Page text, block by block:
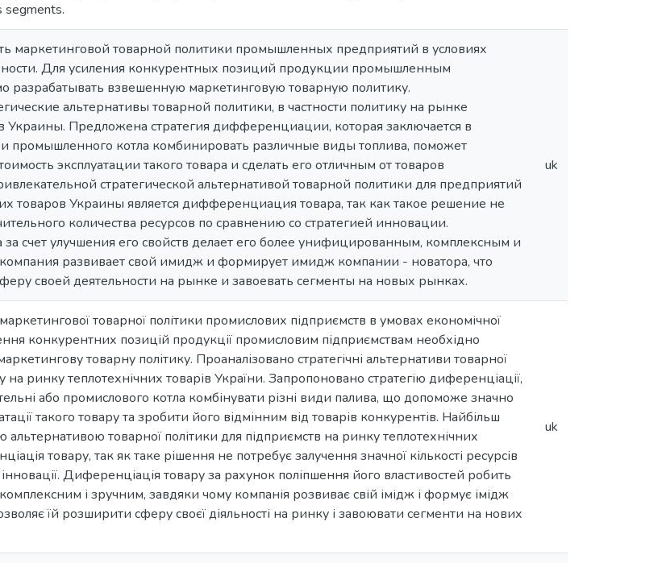
segments.
маркетинговой товарной политики промышленных предприятий в условиях
Для усиления конкурентных позиций продукции промышленным
разрабатывать взвешенную маркетинговую товарную политику.
альтернативы товарной политики, в частности политику на рынке
Украины. Предложена стратегия дифференциации, которая заключается в
промышленного котла комбинировать различные виды топлива, поможет
эксплуатации такого товара и сделать его отличным от товаров
стратегической альтернативой товарной политики для предприятий
товаров Украины является дифференциация товара, так как такое решение не
количества ресурсов по сравнению со стратегией инновации.
счет улучшения его свойств делает его более унифицированным, комплексным и
развивает свой имидж и формирует имидж компании - новатора, что
своей деятельности на рынке и завоевать сегменты на новых рынках.
uk
маркетингової товарної політики промислових підприємств в умовах економічної
конкурентних позицій продукції промисловим підприємствам необхідно
товарну політику. Проаналізовано стратегічні альтернативи товарної
на ринку теплотехнічних товарів України. Запропоновано стратегію диференціації,
або промислового котла комбінувати різні види палива, що допоможе значно
такого товару та зробити його відмінним від товарів конкурентів. Найбільш
альтернативою товарної політики для підприємств на ринку теплотехнічних
товару, так як таке рішення не потребує залучення значної кількості ресурсів
інновації. Диференціація товару за рахунок поліпшення його властивостей робить
і зручним, завдяки чому компанія розвиває свій імідж і формує імідж
їй розширити сферу своєї діяльності на ринку і завоювати сегменти на нових
uk